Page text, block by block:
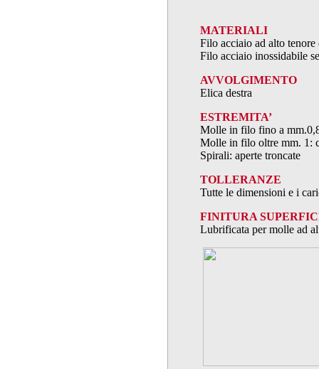
MATERIALI
Filo acciaio ad alto
Filo acciaio inossidabile
AVVOLGIMENTO
Elica destra
ESTREMITA’
Molle in filo fino a
Molle in filo oltre mm. 1:
Spirali: aperte troncate
TOLLERANZE
Tutte le dimensioni e i
FINITURA
Lubrificata per molle ad